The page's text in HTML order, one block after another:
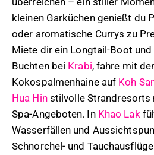
kleinen Garküchen genießt du
oder aromatische Currys zu
Miete dir ein Longtail-Boot
Buchten bei Krabi, fahre mit
Kokospalmenhaine auf Koh
Hua Hinstilvolle Strandresorts
Spa-Angeboten. In Khao Lak
Wasserfällen und
Schnorchel- und